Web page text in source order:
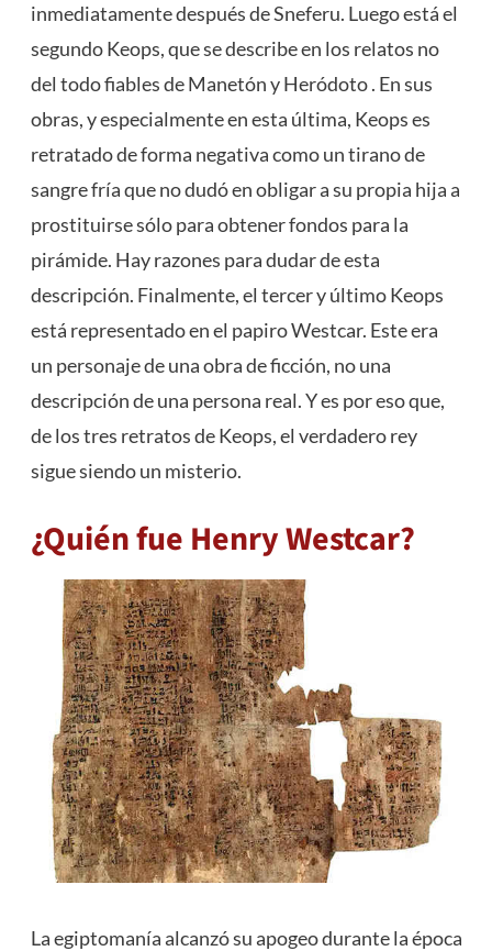
inmediatamente después de Sneferu. Luego está el
segundo Keops, que se describe en los relatos no
del todo fiables de Manetón y Heródoto . En sus
obras, y especialmente en esta última, Keops es
retratado de forma negativa como un tirano de
sangre fría que no dudó en obligar a su propia hija a
prostituirse sólo para obtener fondos para la
pirámide. Hay razones para dudar de esta
descripción. Finalmente, el tercer y último Keops
está representado en el papiro Westcar. Este era
un personaje de una obra de ficción, no una
descripción de una persona real. Y es por eso que,
de los tres retratos de Keops, el verdadero rey
sigue siendo un misterio.
¿Quién fue Henry Westcar?
La egiptomanía alcanzó su apogeo durante la época